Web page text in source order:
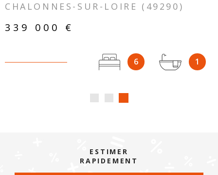
CHALONNES-SUR-LOIRE (49290)
339 000 €
6 1
ESTIMER
RAPIDEMENT